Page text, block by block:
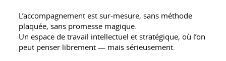
L’accompagnement est sur-mesure, sans méthode
plaquée, sans promesse magique.
Un espace de travail intellectuel et stratégique, où l’on
peut penser librement — mais sérieusement.